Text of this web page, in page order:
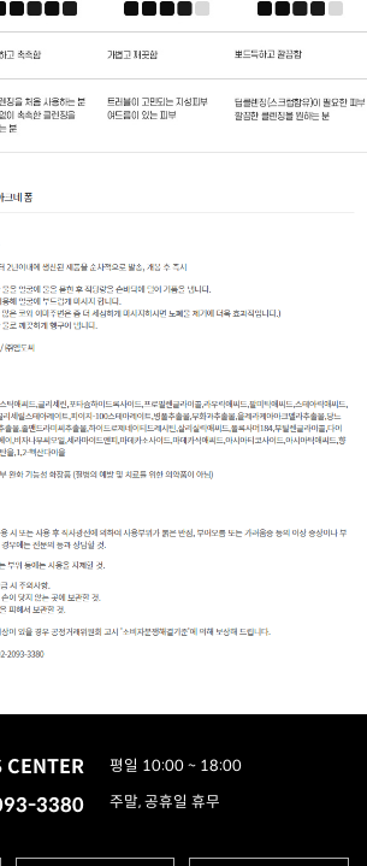
CENTER
3380
평일 10:00 ~ 18:00
주말, 공휴일 휴무